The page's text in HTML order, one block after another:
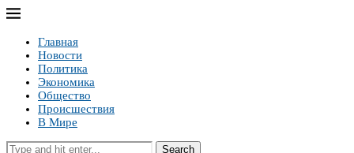
Главная
Новости
Политика
Экономика
Общество
Происшествия
В Мире
Search